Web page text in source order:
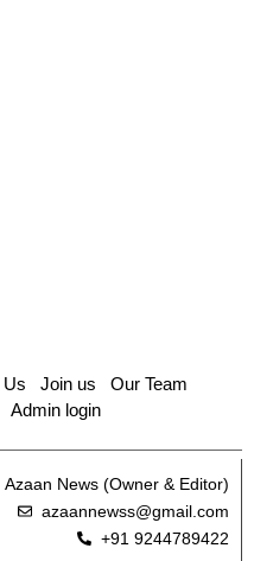
Us Join us
Our Team
Admin login
Azaan News (Owner & Editor)
azaannewss@gmail.com
+91 9244789422